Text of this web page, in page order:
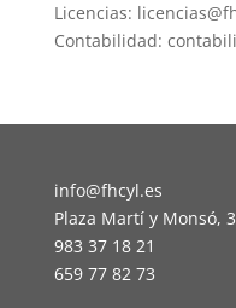
Licencias:
Contabilidad:
info@fhcyl.es
Plaza Martí y Monsó,
983 37 18 21
659 77 82 73